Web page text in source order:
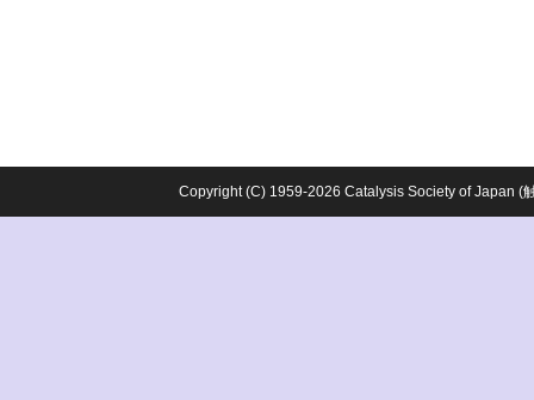
Copyright (C) 1959-2026 Catalysis Society of Japan (